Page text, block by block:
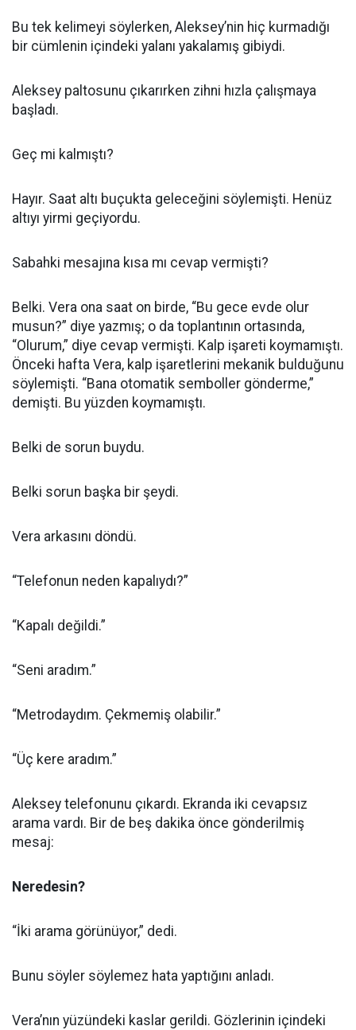
Bu tek kelimeyi söylerken, Aleksey’nin hiç kurmadığı
bir cümlenin içindeki yalanı yakalamış gibiydi.
Aleksey paltosunu çıkarırken zihni hızla çalışmaya
başladı.
Geç mi kalmıştı?
Hayır. Saat altı buçukta geleceğini söylemişti. Henüz
altıyı yirmi geçiyordu.
Sabahki mesajına kısa mı cevap vermişti?
Belki. Vera ona saat on birde, “Bu gece evde olur
musun?” diye yazmış; o da toplantının ortasında,
“Olurum,” diye cevap vermişti. Kalp işareti koymamıştı.
Önceki hafta Vera, kalp işaretlerini mekanik bulduğunu
söylemişti. “Bana otomatik semboller gönderme,”
demişti. Bu yüzden koymamıştı.
Belki de sorun buydu.
Belki sorun başka bir şeydi.
Vera arkasını döndü.
“Telefonun neden kapalıydı?”
“Kapalı değildi.”
“Seni aradım.”
“Metrodaydım. Çekmemiş olabilir.”
“Üç kere aradım.”
Aleksey telefonunu çıkardı. Ekranda iki cevapsız
arama vardı. Bir de beş dakika önce gönderilmiş
mesaj:
Neredesin?
“İki arama görünüyor,” dedi.
Bunu söyler söylemez hata yaptığını anladı.
Vera’nın yüzündeki kaslar gerildi. Gözlerinin içindeki